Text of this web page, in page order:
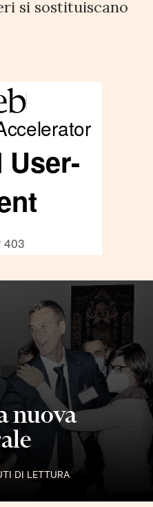
si sostituiscano
nuova
DI LETTURA